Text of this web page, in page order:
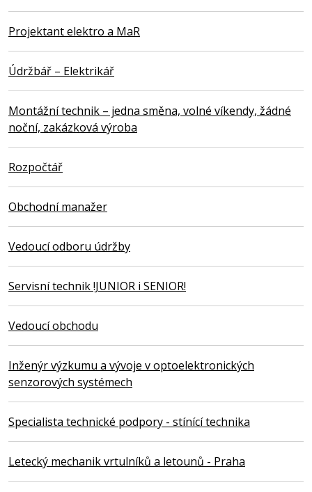
Projektant elektro a MaR
Údržbář – Elektrikář
Montážní technik – jedna směna, volné víkendy, žádné
noční, zakázková výroba
Rozpočtář
Obchodní manažer
Vedoucí odboru údržby
Servisní technik !JUNIOR i SENIOR!
Vedoucí obchodu
Inženýr výzkumu a vývoje v optoelektronických
senzorových systémech
Specialista technické podpory - stínící technika
Letecký mechanik vrtulníků a letounů - Praha